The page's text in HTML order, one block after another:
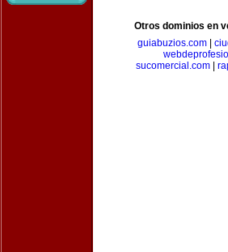
Otros dominios en
guiabuzios.com|
sucomercial.com